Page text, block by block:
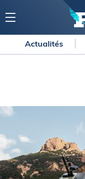
Actualités